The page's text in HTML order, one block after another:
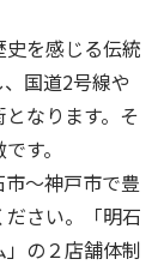
を感じる伝統
国道2号線や
なります。そ
す。
～神戸市で豊
さい。「明石
の２店舗体制